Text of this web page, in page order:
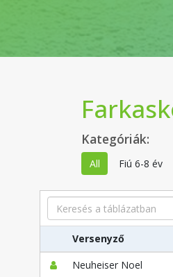
Kategóriák:
All Fiú 6-8 év
Search
Versenyző
Neuheiser Noel